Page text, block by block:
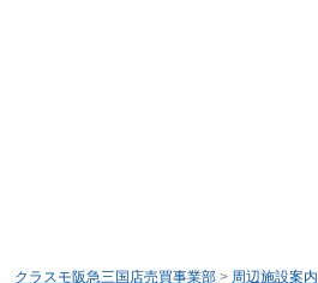
クラスモ阪急三国店売買事業部 > 周辺施設案内